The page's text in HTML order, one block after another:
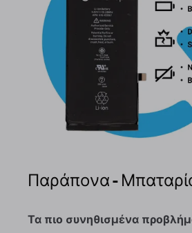
Παράπονα -
Τα πιο συνηθισμένα